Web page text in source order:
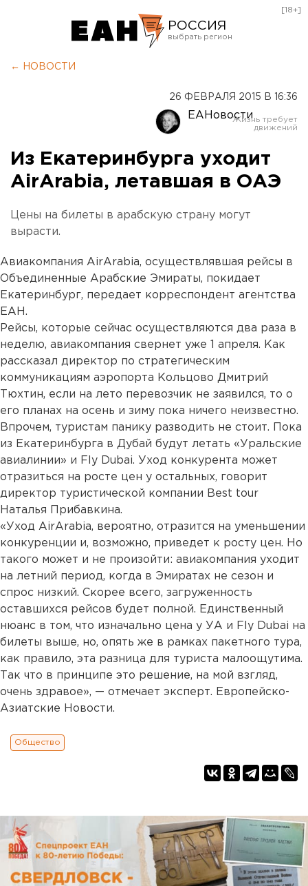
РОССИЯ
Оренбург
[18+]
← НОВОСТИ
26 ФЕВРАЛЯ 2015 В 16:36
ЕАНовости
Из Екатеринбурга уходит
AirArabia, летавшая в ОАЭ
Цены на билеты в арабскую страну могут
вырасти.
Авиакомпания AirArabia, осуществлявшая рейсы в
Объединенные Арабские Эмираты, покидает
Екатеринбург, передает корреспондент агентства
ЕАН.
Рейсы, которые сейчас осуществляются два раза в
неделю, авиакомпания свернет уже 1 апреля. Как
рассказал директор по стратегическим
коммуникациям аэропорта Кольцово Дмитрий
Тюхтин, если на лето перевозчик не заявился, то о
его планах на осень и зиму пока ничего неизвестно.
Впрочем, туристам панику разводить не стоит. Пока
из Екатеринбурга в Дубай будут летать «Уральские
авиалинии» и Fly Dubai. Уход конкурента может
отразиться на росте цен у остальных, говорит
директор туристической компании Best tour
Наталья Прибавкина.
«Уход AirArabia, вероятно, отразится на уменьшении
конкуренции и, возможно, приведет к росту цен. Но
такого может и не произойти: авиакомпания уходит
на летний период, когда в Эмиратах не сезон и
спрос низкий. Скорее всего, загруженность
оставшихся рейсов будет полной. Единственный
нюанс в том, что изначально цена у УА и Fly Dubai на
билеты выше, но, опять же в рамках пакетного тура,
как правило, эта разница для туриста малоощутима.
Так что в принципе это решение, на мой взгляд,
очень здравое», — отмечает эксперт. Европейско-
Азиатские Новости.
Общество